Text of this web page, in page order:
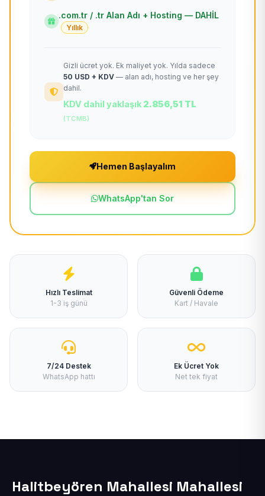
.com.tr / .tr Alan Adı + Hosting — DAHİL
Yıllık
Gizli ücret yok. Ek maliyet yok. Yılda sadece
50 USD + KDV — alan adı, hosting ve her şey
dahil.
KDV dahil yaklaşık 2.856,51 TL
(TCMB)
Hemen Başlayalım
WhatsApp'tan Sor
Hızlı Teslimat
1-3 iş günü
Güvenli Ödeme
Kart / Havale
7/24 Destek
WhatsApp hattı
Ek Ücret Yok
Net tek fiyat
Halitbeyören Mahallesi Mahallesi